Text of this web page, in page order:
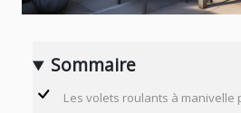
Sommaire
Les volets roulants à manivelle